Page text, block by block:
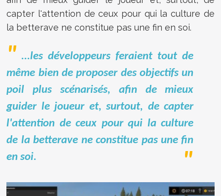
capter l'attention de ceux pour qui la culture de
la betterave ne constitue pas une fin en soi.
...les développeurs feraient tout de
même bien de proposer des objectifs un
poil plus scénarisés, afin de mieux
guider le joueur et, surtout, de capter
l'attention de ceux pour qui la culture
de la betterave ne constitue pas une fin
en soi.